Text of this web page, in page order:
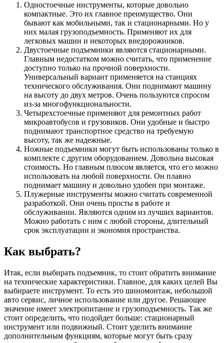
Одностоечные инструменты, которые довольно
компактные. Это их главное преимущество. Они
бывают как мобильными, так и стационарными. Но у
них малая грузоподъемность. Применяют их для
легковых машин и некоторых внедорожников.
Двустоечные подъемники являются стационарными.
Главным недостатком можно считать, что применение
доступно только на прочной поверхности.
Универсальный вариант применяется на станциях
технического обслуживания. Они поднимают машину
на высоту до двух метров. Очень пользуются спросом
из-за многофункциональности.
Четырехстоечные применяют для ремонтных работ
микроавтобусов и грузовиков. Они удобные и быстро
поднимают транспортное средство на требуемую
высоту, так же надежные.
Ножные подъемники могут быть использованы только в
комплекте с другим оборудованием. Довольна высокая
стоимость. Но главным плюсом является, что его можно
использовать на любой поверхности. Он плавно
поднимает машину и довольно удобен при монтаже.
Плужерные инструменты можно считать современной
разработкой. Они очень просты в работе и
обслуживании. Являются одним из лучших вариантов.
Можно работать с ним с любой стороны, длительный
срок эксплуатации и экономия пространства.
Как выбрать?
Итак, если выбирать подъемник, то стоит обратить внимание
на технические характеристики. Главное, для каких целей Вы
выбираете инструмент. То есть это шиномонтаж, небольшой
авто сервис, личное использование или другое. Решающее
значение имеет электропитание и грузоподъемность. Так же
стоит определить, что подойдет больше: стационарный
инструмент или подвижный. Стоит уделить внимание
дополнительным функциям, которые могут быть сразу